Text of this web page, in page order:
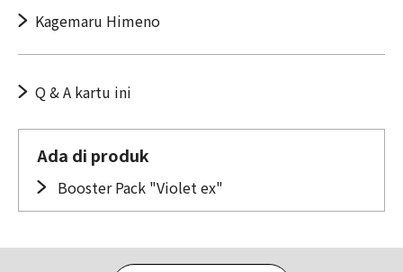
Kagemaru Himeno
Q & A kartu ini
Ada di produk
Booster Pack "Violet ex"